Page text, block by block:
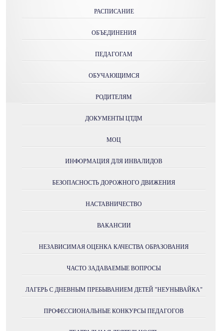
РАСПИСАНИЕ
ОБЪЕДИНЕНИЯ
ПЕДАГОГАМ
ОБУЧАЮЩИМСЯ
РОДИТЕЛЯМ
ДОКУМЕНТЫ ЦТДМ
МОЦ
ИНФОРМАЦИЯ ДЛЯ ИНВАЛИДОВ
БЕЗОПАСНОСТЬ ДОРОЖНОГО ДВИЖЕНИЯ
НАСТАВНИЧЕСТВО
ВАКАНСИИ
НЕЗАВИСИМАЯ ОЦЕНКА КАЧЕСТВА ОБРАЗОВАНИЯ
ЧАСТО ЗАДАВАЕМЫЕ ВОПРОСЫ
ЛАГЕРЬ С ДНЕВНЫМ ПРЕБЫВАНИЕМ ДЕТЕЙ "НЕУНЫВАЙКА"
ПРОФЕССИОНАЛЬНЫЕ КОНКУРСЫ ПЕДАГОГОВ